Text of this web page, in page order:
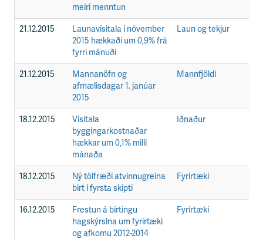
meiri menntun
21.12.2015
Launavísitala í nóvember
2015 hækkaði um 0,9% frá
fyrri mánuði
Laun og tekjur
21.12.2015
Mannanöfn og
afmælisdagar 1. janúar
2015
Mannfjöldi
18.12.2015
Vísitala
byggingarkostnaðar
hækkar um 0,1% milli
mánaða
Iðnaður
18.12.2015
Ný tölfræði atvinnugreina
birt í fyrsta skipti
Fyrirtæki
16.12.2015
Frestun á birtingu
hagskýrslna um fyrirtæki
og afkomu 2012-2014
Fyrirtæki